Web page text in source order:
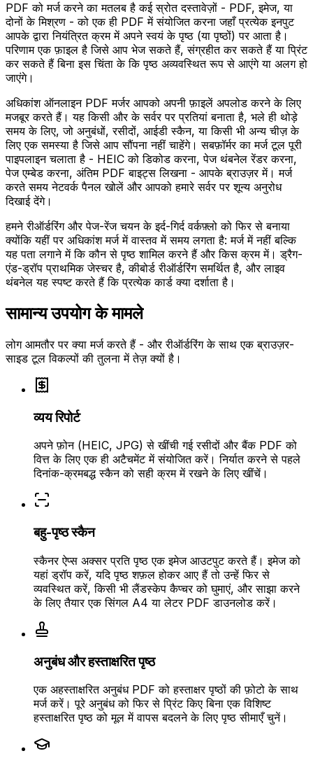
PDF को मर्ज करने का मतलब है कई स्रोत दस्तावेज़ों - PDF, इमेज, या
दोनों के मिश्रण - को एक ही PDF में संयोजित करना जहाँ प्रत्येक इनपुट
आपके द्वारा नियंत्रित क्रम में अपने स्वयं के पृष्ठ (या पृष्ठों) पर आता है।
परिणाम एक फ़ाइल है जिसे आप भेज सकते हैं, संग्रहीत कर सकते हैं या प्रिंट
कर सकते हैं बिना इस चिंता के कि पृष्ठ अव्यवस्थित रूप से आएंगे या अलग हो
जाएंगे।
अधिकांश ऑनलाइन PDF मर्जर आपको अपनी फ़ाइलें अपलोड करने के लिए
मजबूर करते हैं। यह किसी और के सर्वर पर प्रतियां बनाता है, भले ही थोड़े
समय के लिए, जो अनुबंधों, रसीदों, आईडी स्कैन, या किसी भी अन्य चीज़ के
लिए एक समस्या है जिसे आप सौंपना नहीं चाहेंगे। सबफ़ॉर्मर का मर्ज टूल पूरी
पाइपलाइन चलाता है - HEIC को डिकोड करना, पेज थंबनेल रेंडर करना,
पेज एम्बेड करना, अंतिम PDF बाइट्स लिखना - आपके ब्राउज़र में। मर्ज
करते समय नेटवर्क पैनल खोलें और आपको हमारे सर्वर पर शून्य अनुरोध
दिखाई देंगे।
हमने रीऑर्डरिंग और पेज-रेंज चयन के इर्द-गिर्द वर्कफ़्लो को फिर से बनाया
क्योंकि यहीं पर अधिकांश मर्ज में वास्तव में समय लगता है: मर्ज में नहीं बल्कि
यह पता लगाने में कि कौन से पृष्ठ शामिल करने हैं और किस क्रम में। ड्रैग-
एंड-ड्रॉप प्राथमिक जेस्चर है, कीबोर्ड रीऑर्डरिंग समर्थित है, और लाइव
थंबनेल यह स्पष्ट करते हैं कि प्रत्येक कार्ड क्या दर्शाता है।
सामान्य उपयोग के मामले
लोग आमतौर पर क्या मर्ज करते हैं - और रीऑर्डरिंग के साथ एक ब्राउज़र-
साइड टूल विकल्पों की तुलना में तेज़ क्यों है।
व्यय रिपोर्ट
अपने फ़ोन (HEIC, JPG) से खींची गई रसीदों और बैंक PDF को
वित्त के लिए एक ही अटैचमेंट में संयोजित करें। निर्यात करने से पहले
दिनांक-क्रमबद्ध स्कैन को सही क्रम में रखने के लिए खींचें।
बहु-पृष्ठ स्कैन
स्कैनर ऐप्स अक्सर प्रति पृष्ठ एक इमेज आउटपुट करते हैं। इमेज को
यहां ड्रॉप करें, यदि पृष्ठ शफ़ल होकर आए हैं तो उन्हें फिर से
व्यवस्थित करें, किसी भी लैंडस्केप कैप्चर को घुमाएं, और साझा करने
के लिए तैयार एक सिंगल A4 या लेटर PDF डाउनलोड करें।
अनुबंध और हस्ताक्षरित पृष्ठ
एक अहस्ताक्षरित अनुबंध PDF को हस्ताक्षर पृष्ठों की फ़ोटो के साथ
मर्ज करें। पूरे अनुबंध को फिर से प्रिंट किए बिना एक विशिष्ट
हस्ताक्षरित पृष्ठ को मूल में वापस बदलने के लिए पृष्ठ सीमाएँ चुनें।